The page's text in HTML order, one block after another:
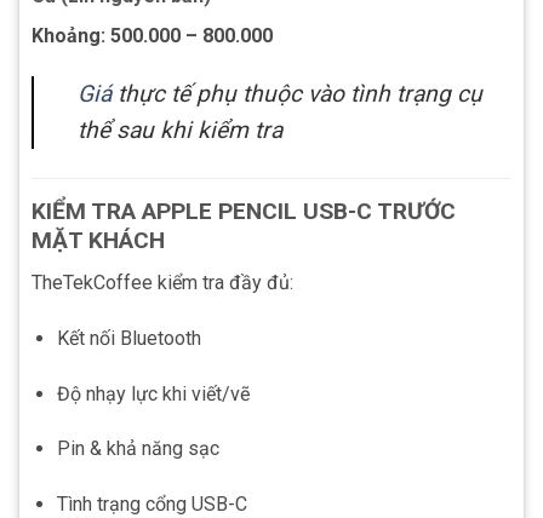
Khoảng: 500.000 – 800.000
Giáthực tế phụ thuộc vào tình trạng cụ
thể sau khi kiểm tra
KIỂM TRA APPLE PENCIL USB-C TRƯỚC
MẶT KHÁCH
TheTekCoffee kiểm tra đầy đủ:
Kết nối Bluetooth
Độ nhạy lực khi viết/vẽ
Pin & khả năng sạc
Tình trạng cổng USB-C